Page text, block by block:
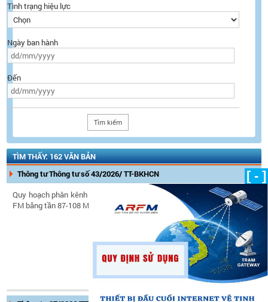
Tình trạng hiệu lực
Ngày ban hành
Đến
TÌM THẤY: 162 VĂN BẢN
Thông tư Thông tư số 43/2026/ TT-BKHCN
Quy hoạch phân kênh và sử dụng kênh tần số phát thanh
FM băng tần 87-108 MHz
Ngày ban hành:20/07/2026
Ngày có hiệu lực:05/09/2026
Tình trạng hiệu lực:Còn hiệu
[ - ]